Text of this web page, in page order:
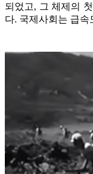
되었고, 그 체제의
다. 국제사회는 급